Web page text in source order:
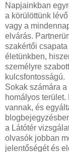
Napjainkban
a körülöttünk
vagy a
elvárás.
szakértői
életünkben,
személyre
kulcsfontosságú.
Sokak számára
homályos
vannak, és
a Látótér
olvasók jobban
jelentőségét és